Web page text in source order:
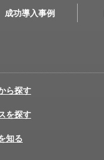
成功導入事例
ら探す
を探す
知る